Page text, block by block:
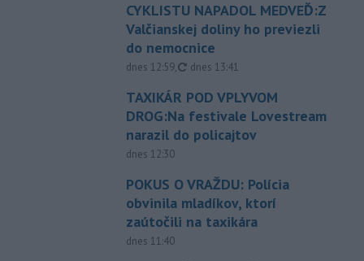
CYKLISTU NAPADOL MEDVEĎ:Z
Valčianskej doliny ho previezli
do nemocnice
dnes 12:59, aktualizované
dnes 13:41
TAXIKÁR POD VPLYVOM
DROG:Na festivale Lovestream
narazil do policajtov
dnes 12:30
POKUS O VRAŽDU: Polícia
obvinila mladíkov, ktorí
zaútočili na taxikára
dnes 11:40